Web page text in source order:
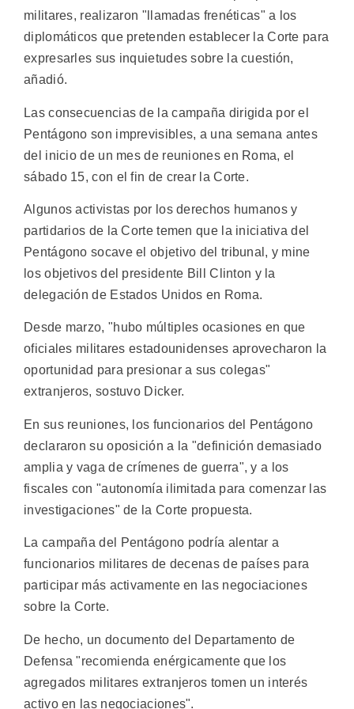
militares, realizaron "llamadas frenéticas" a los
diplomáticos que pretenden establecer la Corte para
expresarles sus inquietudes sobre la cuestión,
añadió.
Las consecuencias de la campaña dirigida por el
Pentágono son imprevisibles, a una semana antes
del inicio de un mes de reuniones en Roma, el
sábado 15, con el fin de crear la Corte.
Algunos activistas por los derechos humanos y
partidarios de la Corte temen que la iniciativa del
Pentágono socave el objetivo del tribunal, y mine
los objetivos del presidente Bill Clinton y la
delegación de Estados Unidos en Roma.
Desde marzo, "hubo múltiples ocasiones en que
oficiales militares estadounidenses aprovecharon la
oportunidad para presionar a sus colegas"
extranjeros, sostuvo Dicker.
En sus reuniones, los funcionarios del Pentágono
declararon su oposición a la "definición demasiado
amplia y vaga de crímenes de guerra", y a los
fiscales con "autonomía ilimitada para comenzar las
investigaciones" de la Corte propuesta.
La campaña del Pentágono podría alentar a
funcionarios militares de decenas de países para
participar más activamente en las negociaciones
sobre la Corte.
De hecho, un documento del Departamento de
Defensa "recomienda enérgicamente que los
agregados militares extranjeros tomen un interés
activo en las negociaciones".